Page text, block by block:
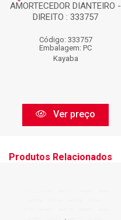
AMORTECEDOR DIANTEIRO -
DIREITO : 333757
Código: 333757
Embalagem: PC
Kayaba
Ver preço
Produtos Relacionados